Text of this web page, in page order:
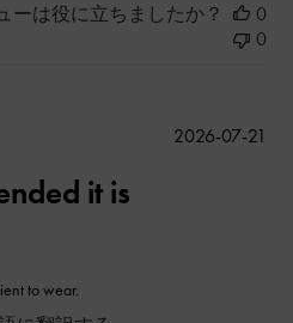
ーは役に立ちましたか？
0
0
it is
to wear.
2026-07-21